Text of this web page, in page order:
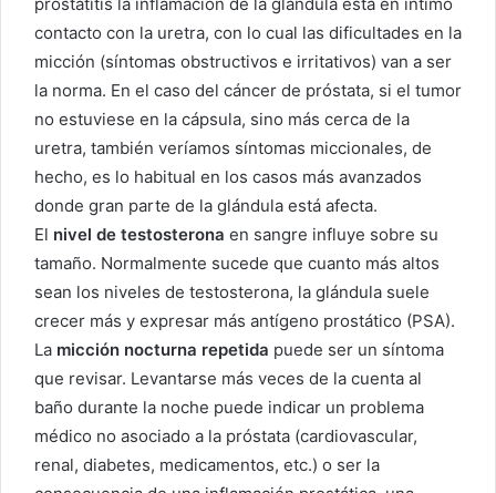
contacto con la uretra, con lo cual las dificultades en la
micción (síntomas obstructivos e irritativos) van a ser
la norma. En el caso del cáncer de próstata, si el tumor
no estuviese en la cápsula, sino más cerca de la
uretra, también veríamos síntomas miccionales, de
hecho, es lo habitual en los casos más avanzados
donde gran parte de la glándula está afecta.
El nivel de testosterona en sangre influye sobre su
tamaño. Normalmente sucede que cuanto más altos
sean los niveles de testosterona, la glándula suele
crecer más y expresar más antígeno prostático (PSA).
La micción nocturna repetida puede ser un síntoma
que revisar. Levantarse más veces de la cuenta al
baño durante la noche puede indicar un problema
médico no asociado a la próstata (cardiovascular,
renal, diabetes, medicamentos, etc.) o ser la